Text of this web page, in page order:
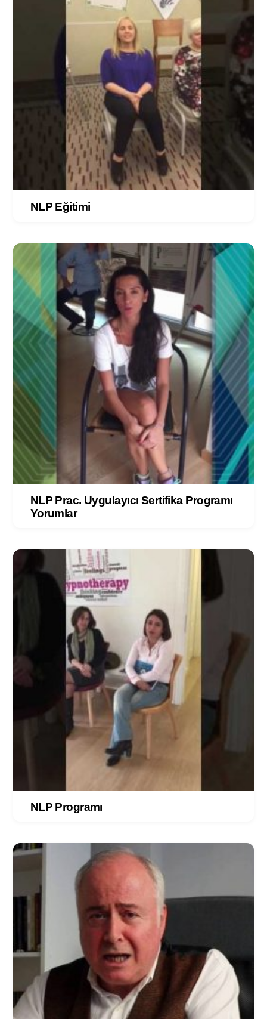
NLP Eğitimi
NLP Prac. Uygulayıcı Sertifika Programı
Yorumlar
NLP Programı